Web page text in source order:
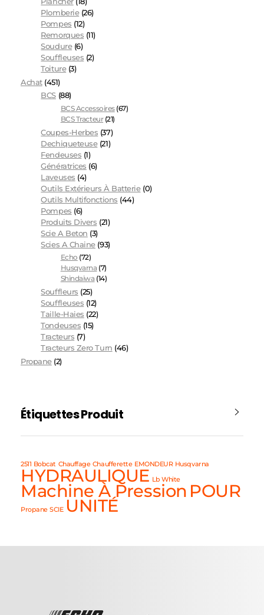
Plomberie (26)
Pompes (12)
Remorques (11)
Soudure (6)
Souffleuses (2)
Toiture (3)
Achat (451)
BCS (88)
BCS Accessoires (67)
BCS Tracteur (21)
Coupes-Herbes (37)
Dechiqueteuse (21)
Fendeuses (1)
Génératrices (6)
Laveuses (4)
Outils Extérieurs À Batterie (0)
Outils Multifonctions (44)
Pompes (6)
Produits Divers (21)
Scie A Beton (3)
Scies A Chaine (93)
Echo (72)
Husqvarna (7)
Shindaiwa (14)
Souffleurs (25)
Souffleuses (12)
Taille-Haies (22)
Tondeuses (15)
Tracteurs (7)
Tracteurs Zero Turn (46)
Propane (2)
Étiquettes Produit
2511 Bobcat Chauffage Chaufferette EMONDEUR Husqvarna
HYDRAULIQUE Lb White
Machine À Pression POUR
Propane SCIE UNITÉ